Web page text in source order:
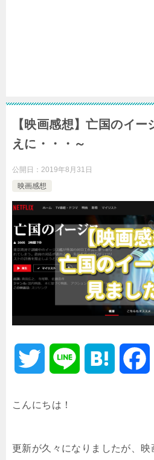
【映画感想】亡国のイ
えに・・・～
公開日： 2019年8月31日
映画感想
t e e
こんにちは！
更新が久々になりましたが、